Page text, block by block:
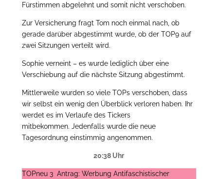
Fürstimmen abgelehnt und somit nicht verschoben.
Zur Versicherung fragt Tom noch einmal nach, ob
gerade darüber abgestimmt wurde, ob der TOP9 auf
zwei Sitzungen verteilt wird.
Sophie verneint – es wurde lediglich über eine
Verschiebung auf die nächste Sitzung abgestimmt.
Mittlerweile wurden so viele TOPs verschoben, dass
wir selbst ein wenig den Überblick verloren haben. Ihr
werdet es im Verlaufe des Tickers
mitbekommen. Jedenfalls wurde die neue
Tagesordnung einstimmig angenommen.
20:38 Uhr
TOPneu 3 Antrag: Werbung Antifaschistischer